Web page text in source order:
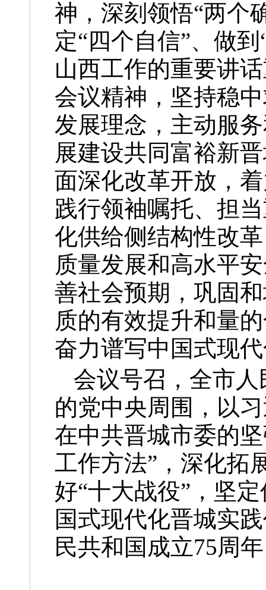
神，深刻领悟“两个
定“四个自信”、做
山西工作的重要讲
会议精神，坚持稳
发展理念，主动服
展建设共同富裕新
面深化改革开放，
践行领袖嘱托、担
化供给侧结构性改
质量发展和高水平
善社会预期，巩固
质的有效提升和量
奋力谱写中国式现
会议号召，全市
的党中央周围，以
在中共晋城市委的
工作方法”，深化拓
好“十大战役”，坚
国式现代化晋城实
民共和国成立75周